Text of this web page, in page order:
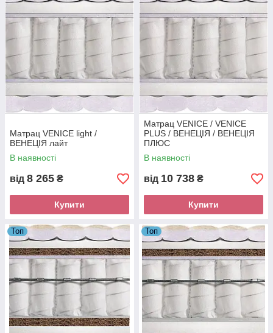
Матрац VENICE light /
ВЕНЕЦІЯ лайт
В наявності
від 8 265 ₴
Купити
Матрац VENICE / VENICE
PLUS / ВЕНЕЦІЯ / ВЕНЕЦІЯ
ПЛЮС
В наявності
від 10 738 ₴
Купити
Топ Топ